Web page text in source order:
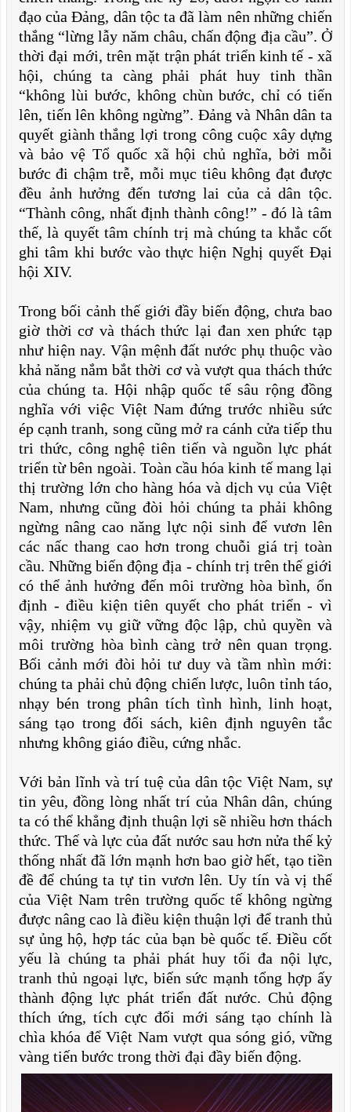
đạo của Đảng, dân tộc ta đã làm nên những chiến
thắng “lừng lẫy năm châu, chấn động địa cầu”. Ở
thời đại mới, trên mặt trận phát triển kinh tế - xã
hội, chúng ta càng phải phát huy tinh thần
“không lùi bước, không chùn bước, chỉ có tiến
lên, tiến lên không ngừng”. Đảng và Nhân dân ta
quyết giành thắng lợi trong công cuộc xây dựng
và bảo vệ Tổ quốc xã hội chủ nghĩa, bởi mỗi
bước đi chậm trễ, mỗi mục tiêu không đạt được
đều ảnh hưởng đến tương lai của cả dân tộc.
“Thành công, nhất định thành công!” - đó là tâm
thế, là quyết tâm chính trị mà chúng ta khắc cốt
ghi tâm khi bước vào thực hiện Nghị quyết Đại
hội XIV.
Trong bối cảnh thế giới đầy biến động, chưa bao
giờ thời cơ và thách thức lại đan xen phức tạp
như hiện nay. Vận mệnh đất nước phụ thuộc vào
khả năng nắm bắt thời cơ và vượt qua thách thức
của chúng ta. Hội nhập quốc tế sâu rộng đồng
nghĩa với việc Việt Nam đứng trước nhiều sức
ép cạnh tranh, song cũng mở ra cánh cửa tiếp thu
tri thức, công nghệ tiên tiến và nguồn lực phát
triển từ bên ngoài. Toàn cầu hóa kinh tế mang lại
thị trường lớn cho hàng hóa và dịch vụ của Việt
Nam, nhưng cũng đòi hỏi chúng ta phải không
ngừng nâng cao năng lực nội sinh để vươn lên
các nấc thang cao hơn trong chuỗi giá trị toàn
cầu. Những biến động địa - chính trị trên thế giới
có thể ảnh hưởng đến môi trường hòa bình, ổn
định - điều kiện tiên quyết cho phát triển - vì
vậy, nhiệm vụ giữ vững độc lập, chủ quyền và
môi trường hòa bình càng trở nên quan trọng.
Bối cảnh mới đòi hỏi tư duy và tầm nhìn mới:
chúng ta phải chủ động chiến lược, luôn tỉnh táo,
nhạy bén trong phân tích tình hình, linh hoạt,
sáng tạo trong đối sách, kiên định nguyên tắc
nhưng không giáo điều, cứng nhắc.
Với bản lĩnh và trí tuệ của dân tộc Việt Nam, sự
tin yêu, đồng lòng nhất trí của Nhân dân, chúng
ta có thể khẳng định thuận lợi sẽ nhiều hơn thách
thức. Thế và lực của đất nước sau hơn nửa thế kỷ
thống nhất đã lớn mạnh hơn bao giờ hết, tạo tiền
đề để chúng ta tự tin vươn lên. Uy tín và vị thế
của Việt Nam trên trường quốc tế không ngừng
được nâng cao là điều kiện thuận lợi để tranh thủ
sự ủng hộ, hợp tác của bạn bè quốc tế. Điều cốt
yếu là chúng ta phải phát huy tối đa nội lực,
tranh thủ ngoại lực, biến sức mạnh tổng hợp ấy
thành động lực phát triển đất nước. Chủ động
thích ứng, tích cực đổi mới sáng tạo chính là
chìa khóa để Việt Nam vượt qua sóng gió, vững
vàng tiến bước trong thời đại đầy biến động.